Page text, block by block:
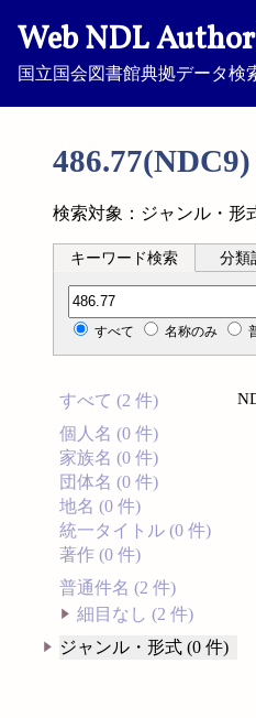
Web NDL
国立国会図書館典拠データ検
検索対象：ジャンル・形
キーワード検索 分類
分類記号検索
すべて 名称のみ
すべて (2 件)
個人名 (0 件)
家族名 (0 件)
団体名 (0 件)
地名 (0 件)
統一タイトル (0 件)
著作 (0 件)
普通件名 (2 件)
細目なし (2 件)
ジャンル・形式 (0 件)